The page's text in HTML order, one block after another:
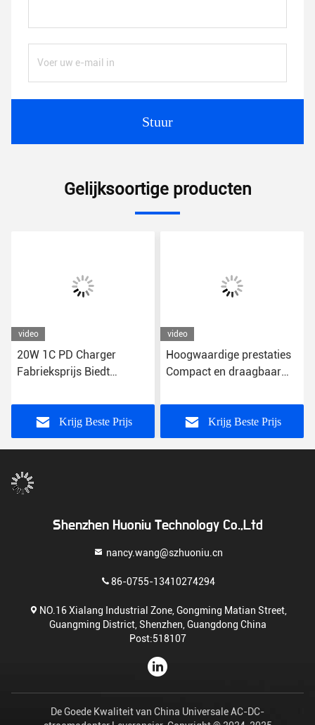
Stuur
Gelijksoortige producten
video
20W 1C PD Charger
Fabrieksprijs Biedt
Smartphone Je opladen
Snel opladen Functie
Krijg Beste Prijs
video
Hoogwaardige prestaties
Compact en draagbaar
wandoplader 5V-uitgang
Krijg Beste Prijs
Shenzhen Huoniu Technology Co.,Ltd
nancy.wang@szhuoniu.cn
86-0755-13410274294
NO.16 Xialang Industrial Zone, Gongming Matian Street,
Guangming District, Shenzhen, Guangdong China
Post:518107
De Goede Kwaliteit van China Universale AC-DC-